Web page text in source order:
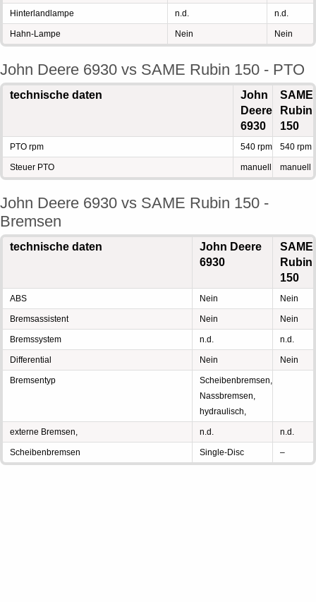
Hinterlandlampe n.d. n.d.
Hahn-Lampe Nein Nein
John Deere 6930 vs SAME Rubin 150 - PTO
technische daten
John
Deere
6930
SAME
Rubin
150
PTO rpm 540 rpm 540 rpm
Steuer PTO manuell manuell
John Deere 6930 vs SAME Rubin 150 -
Bremsen
technische daten
John Deere
6930
SAME
Rubin
150
ABS Nein Nein
Bremsassistent Nein Nein
Bremssystem n.d. n.d.
Differential Nein Nein
Bremsentyp
Scheibenbremsen,
Nassbremsen,
hydraulisch,
externe Bremsen, n.d. n.d.
Scheibenbremsen Single-Disc –